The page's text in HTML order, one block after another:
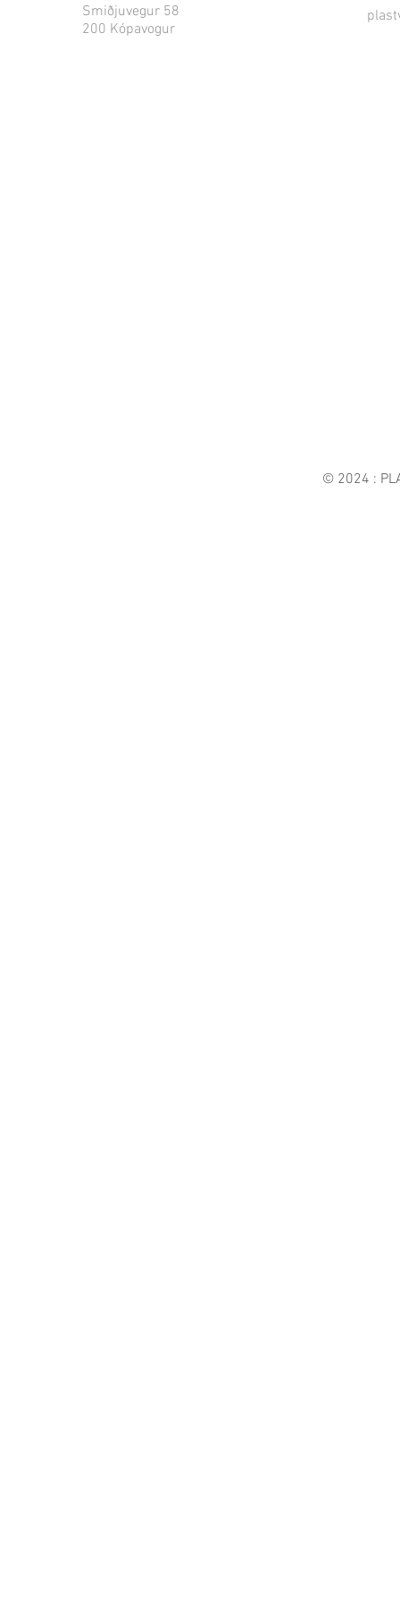
Smiðjuvegur 58
200 Kópavogur
© 2024 :